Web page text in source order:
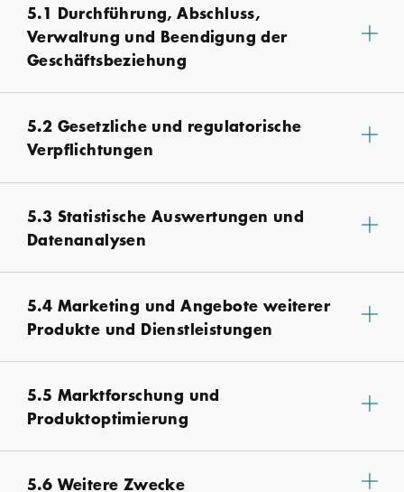
5.1 Durchführung, Abschluss,
Verwaltung und Beendigung der
Geschäftsbeziehung
5.2 Gesetzliche und regulatorische
Verpflichtungen
5.3 Statistische Auswertungen und
Datenanalysen
5.4 Marketing und Angebote weiterer
Produkte und Dienstleistungen
5.5 Marktforschung und
Produktoptimierung
5.6 Weitere Zwecke